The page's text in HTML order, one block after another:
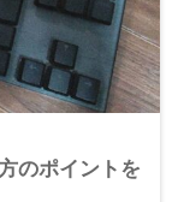
のポイントを